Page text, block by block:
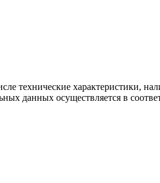
технические характеристики,
данных осуществляется в